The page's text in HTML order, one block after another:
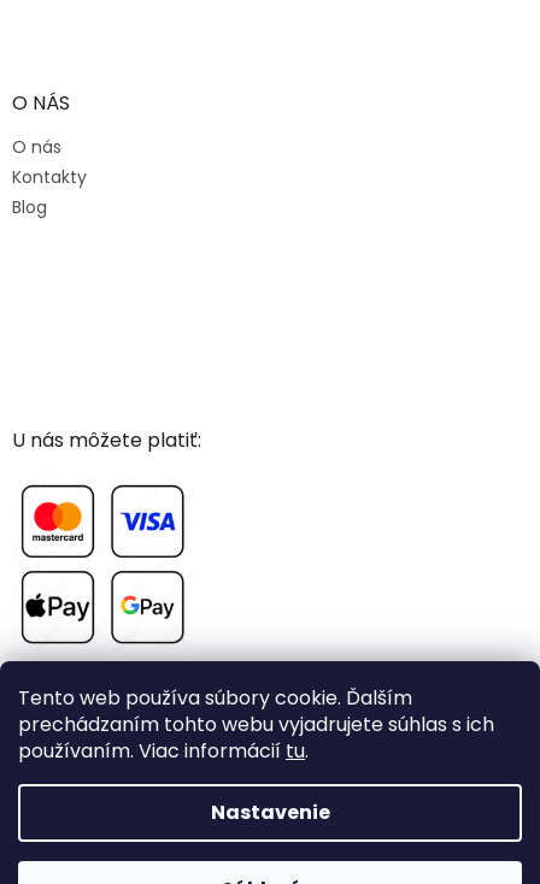
Tento web používa súbory cookie. Ďalším
prechádzaním tohto webu vyjadrujete súhlas s ich
používaním. Viac informácií tu.
Nastavenie
O NÁS
O nás
Kontakty
Blog
U nás môžete platiť:
Copyright 2026CHOVAME-PAPAGAJE.sk. Všetky práva